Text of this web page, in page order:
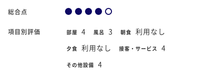
総合点
項目別評価 部屋 4 風呂 3 朝食 利用なし
夕食 利用なし 接客・サービス 4
その他設備 4